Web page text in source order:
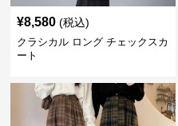
¥8,580 (税込)
クラシカル ロング チェックスカ
ート